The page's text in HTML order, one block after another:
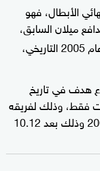
الأبطال، فهو
ميلان السابق،
والذي أحرزه في شباك ليفربول بنهائي عام 2005 التاريخي،
هدف في تاريخ
فقط، وذلك لفريقه
بايرن ميونخ ضد ريال مدريد في عام 2007 وذلك بعد 10.12